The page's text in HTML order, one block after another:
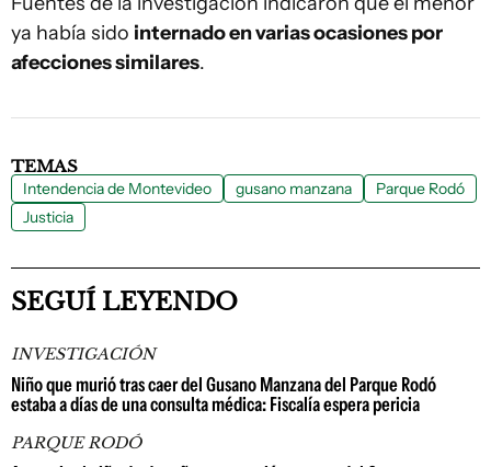
ya había sido internado en varias ocasiones por
afecciones similares.
TEMAS
Intendencia de Montevideo gusano manzana
Parque Rodó
Justicia
SEGUÍ LEYENDO
INVESTIGACIÓN
Niño que murió tras caer del Gusano Manzana del Parque Rodó
estaba a días de una consulta médica: Fiscalía espera pericia
PARQUE RODÓ